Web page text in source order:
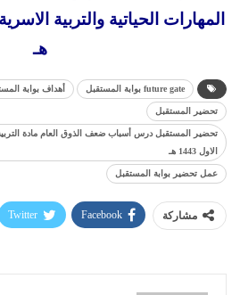
هـ
future gate بوابة المستقبل أهداف بوابة
تحضير المستقبل
تحضير المستقبل درس أسباب ضعف الذوق العام مادة
الاول 1443 هـ
عمل تحضير بوابة المستقبل
مشاركة Facebook
Twitter